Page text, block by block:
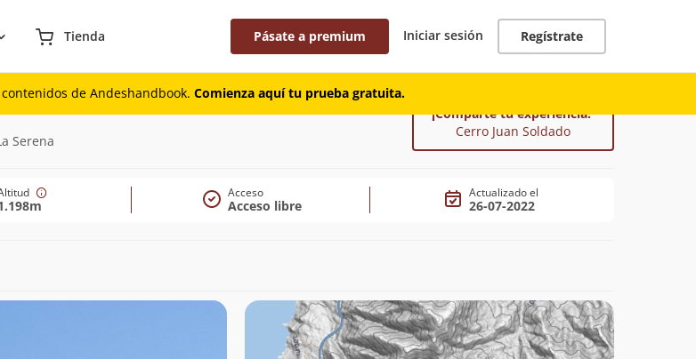
Tienda Pásate a premium Iniciar sesión Regístrate
de Andeshandbook. Comienza aquí tu prueba gratuita.
Serena
¡Comparte tu experiencia!
Cerro Juan Soldado
Acceso
Acceso libre
Actualizado el
26-07-2022